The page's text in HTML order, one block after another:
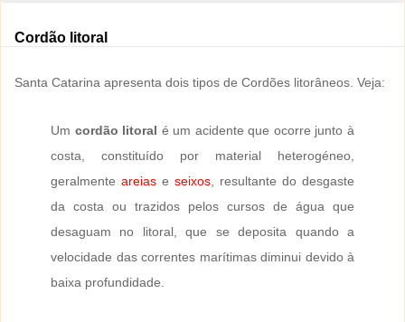
Cordão litoral
Santa Catarina apresenta dois tipos de Cordões litorâneos. Veja:
Um cordão litoral é um acidente que ocorre junto à
costa, constituído por material heterogéneo,
geralmente areias e seixos, resultante do desgaste
da costa ou trazidos pelos cursos de água que
desaguam no litoral, que se deposita quando a
velocidade das correntes marítimas diminui devido à
baixa profundidade.